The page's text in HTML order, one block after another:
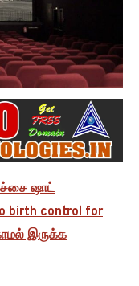
ஷாட்
birth control for
இருக்க